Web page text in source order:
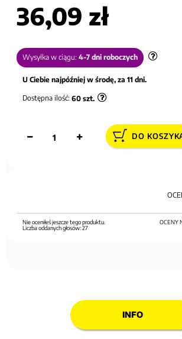
36,09 zł
Wysyłka w ciągu: 4-7 dni roboczych
U Ciebie najpóźniej w środę, za 11 dni.
Dostępna ilość: 60 szt.
DO
OCENY
Nie oceniłeś jeszcze tego produktu.
Liczba oddanych głosów:27
INFO